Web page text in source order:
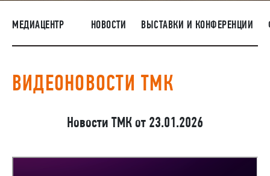
ПОСТАВЩИКАМ
R&D
КОРПОРАТИВНЫЙ УНИВЕРСИТЕТ TMK2U
КОМПЛАЕНС
МЕДИАЦЕНТР НОВОСТИ ВЫСТАВКИ И КОНФЕРЕНЦИИ
ВИДЕОНОВОСТИ ТМК
Новости ТМК от 23.01.2026